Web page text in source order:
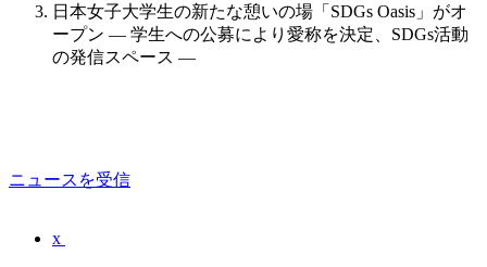
日本女子大学生の新たな憩いの場「SDGs Oasis」がオ
ープン — 学生への公募により愛称を決定、SDGs活動
の発信スペース —
ニュースを受信
x